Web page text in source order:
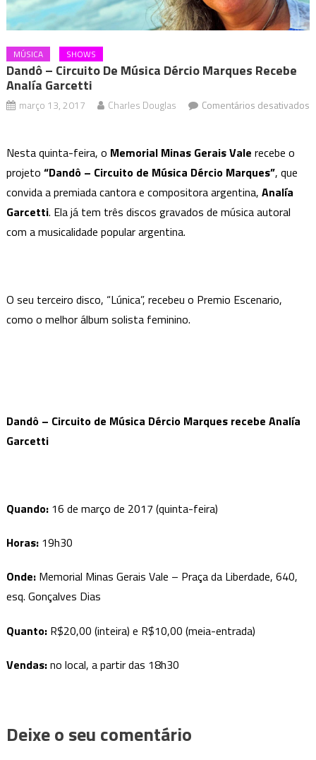
MÚSICA SHOWS
Dandô – Circuito De Música Dércio Marques Recebe
Analía Garcetti
março 13, 2017 Charles Douglas
Comentários desativados
–
Circuito
de
Música
Dércio
Garcetti
Nesta quinta-feira, o Memorial Minas Gerais Vale recebe o
projeto “Dandô – Circuito de Música Dércio Marques”, que
convida a premiada cantora e compositora argentina, Analía
Garcetti. Ela já tem três discos gravados de música autoral
com a musicalidade popular argentina.
O seu terceiro disco, “Lúnica”, recebeu o Premio Escenario,
como o melhor álbum solista feminino.
Dandô – Circuito de Música Dércio Marques recebe Analía
Garcetti
Quando:16 de março de 2017 (quinta-feira)
Horas:19h30
Onde:Memorial Minas Gerais Vale – Praça da Liberdade, 640,
esq. Gonçalves Dias
Quanto:R$20,00 (inteira) e R$10,00 (meia-entrada)
Vendas:no local, a partir das 18h30
Deixe o seu comentário